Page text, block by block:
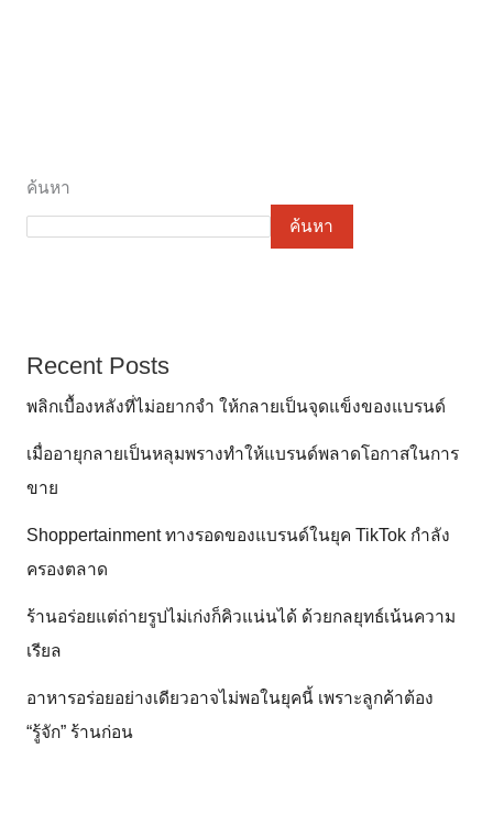
ค้นหา
ค้นหา
Recent Posts
พลิกเบื้องหลังที่ไม่อยากจำ ให้กลายเป็นจุดแข็งของแบรนด์
เมื่ออายุกลายเป็นหลุมพรางทำให้แบรนด์พลาดโอกาสในการ
ขาย
Shoppertainment ทางรอดของแบรนด์ในยุค TikTok กำลัง
ครองตลาด
ร้านอร่อยแต่ถ่ายรูปไม่เก่งก็คิวแน่นได้ ด้วยกลยุทธ์เน้นความ
เรียล
อาหารอร่อยอย่างเดียวอาจไม่พอในยุคนี้ เพราะลูกค้าต้อง
“รู้จัก” ร้านก่อน